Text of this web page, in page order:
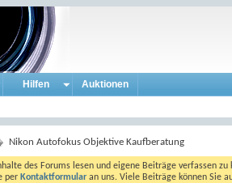
Hilfen Auktionen
Nikon Autofokus Objektive Kaufberatung
des Forums lesen und eigene Beiträge verfassen
per Kontaktformular an uns. Viele Beiträge können Sie